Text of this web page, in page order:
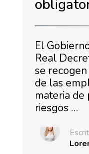
El
Real
se
de las
materia de
riesgos …